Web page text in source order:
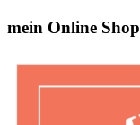
mein Online Shop